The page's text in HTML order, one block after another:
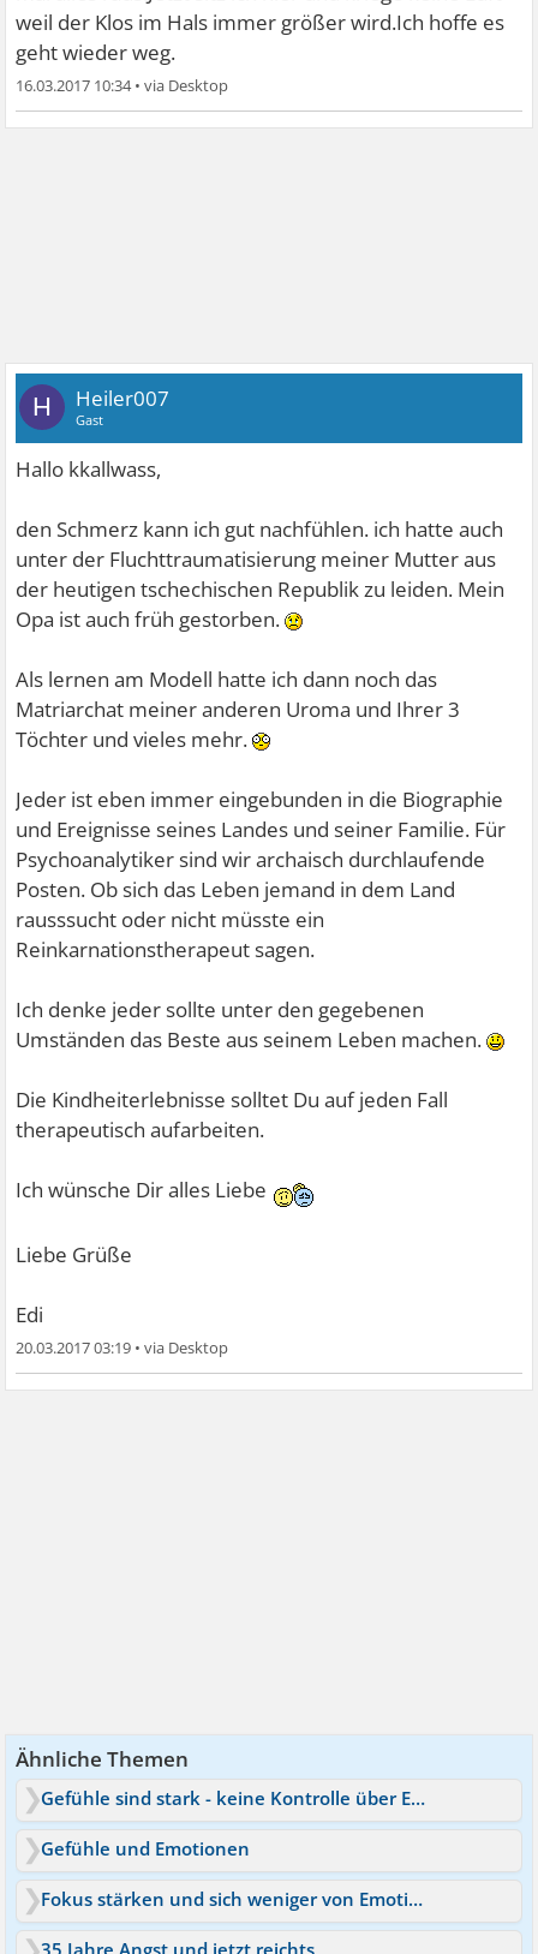
weil der Klos im Hals immer größer wird.Ich hoffe es
geht wieder weg.
16.03.2017 10:34•
H Heiler007
Gast
Hallo kkallwass,
den Schmerz kann ich gut nachfühlen. ich hatte auch
unter der Fluchttraumatisierung meiner Mutter aus
der heutigen tschechischen Republik zu leiden. Mein
Opa ist auch früh gestorben.
Als lernen am Modell hatte ich dann noch das
Matriarchat meiner anderen Uroma und Ihrer 3
Töchter und vieles mehr.
Jeder ist eben immer eingebunden in die Biographie
und Ereignisse seines Landes und seiner Familie. Für
Psychoanalytiker sind wir archaisch durchlaufende
Posten. Ob sich das Leben jemand in dem Land
rausssucht oder nicht müsste ein
Reinkarnationstherapeut sagen.
Ich denke jeder sollte unter den gegebenen
Umständen das Beste aus seinem Leben machen.
Die Kindheiterlebnisse solltet Du auf jeden Fall
therapeutisch aufarbeiten.
Ich wünsche Dir alles Liebe
Liebe Grüße
Edi
20.03.2017 03:19 •
Ähnliche Themen
Gefühle sind stark - keine Kontrolle über Emotionen
Gefühle und Emotionen
Fokus stärken und sich weniger von Emotionen ablenken?
35 Jahre Angst und jetzt reichts